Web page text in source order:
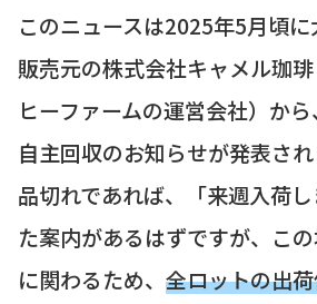
このニュースは2025年5月頃に
販売元の株式会社キャメル珈
ヒーファームの運営会社）か
自主回収のお知らせが発表さ
品切れであれば、「来週入荷
た案内があるはずですが、こ
に関わるため、 全ロットの出